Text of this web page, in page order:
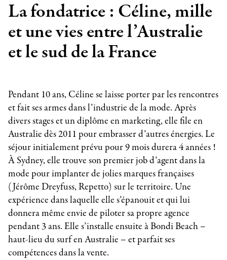
La fondatrice : Céline, mille
et une vies entre l’Australie
et le sud de la France
Pendant 10 ans, Céline se laisse porter par les rencontres
et fait ses armes dans l’industrie de la mode. Après
divers stages et un diplôme en marketing, elle file en
Australie dès 2011 pour embrasser d’autres énergies. Le
séjour initialement prévu pour 9 mois durera 4 années !
À Sydney, elle trouve son premier job d’agent dans la
mode pour implanter de jolies marques françaises
(Jérôme Dreyfuss, Repetto) sur le territoire. Une
expérience dans laquelle elle s’épanouit et qui lui
donnera même envie de piloter sa propre agence
pendant 3 ans. Elle s’installe ensuite à Bondi Beach –
haut-lieu du surf en Australie – et parfait ses
compétences dans la vente.